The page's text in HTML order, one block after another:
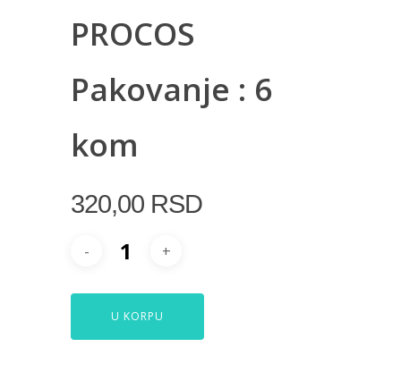
PROCOS
Pakovanje : 6
kom
320,00 RSD
U KORPU